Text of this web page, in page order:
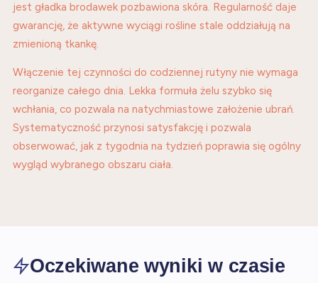
jest gładka brodawek pozbawiona skóra. Regularność daje
gwarancję, że aktywne wyciągi rośline stale oddziałują na
zmienioną tkankę.
Włączenie tej czynności do codziennej rutyny nie wymaga
reorganize całego dnia. Lekka formuła żelu szybko się
wchłania, co pozwala na natychmiastowe założenie ubrań.
Systematyczność przynosi satysfakcję i pozwala
obserwować, jak z tygodnia na tydzień poprawia się ogólny
wygląd wybranego obszaru ciała.
Oczekiwane wyniki w czasie